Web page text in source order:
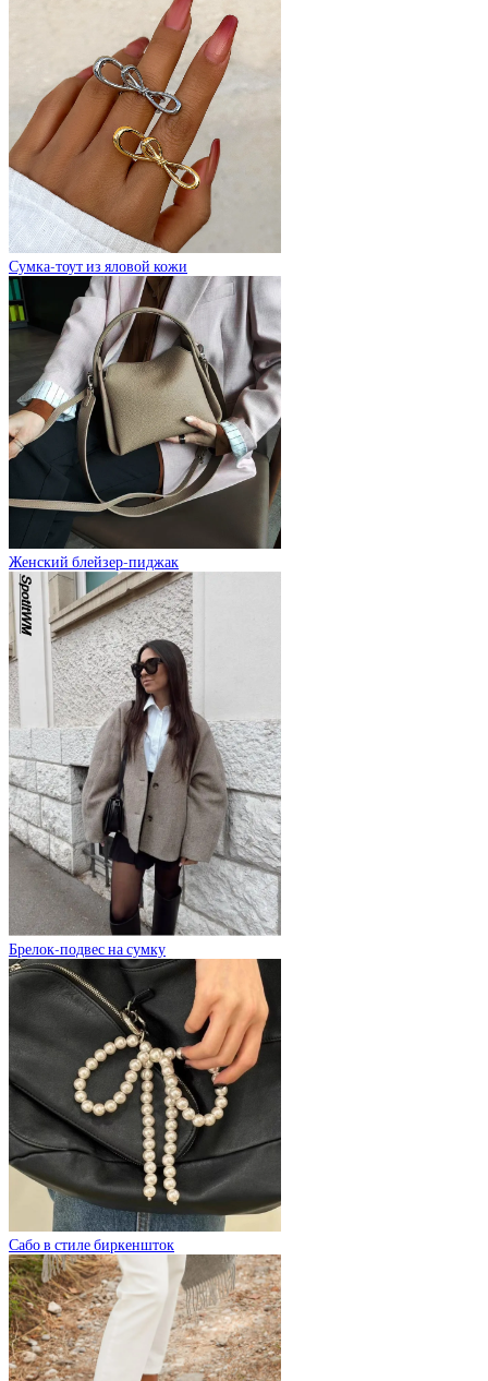
Сумка-тоут из яловой кожи
Женский блейзер-пиджак
Брелок-подвес на сумку
Сабо в стиле биркеншток